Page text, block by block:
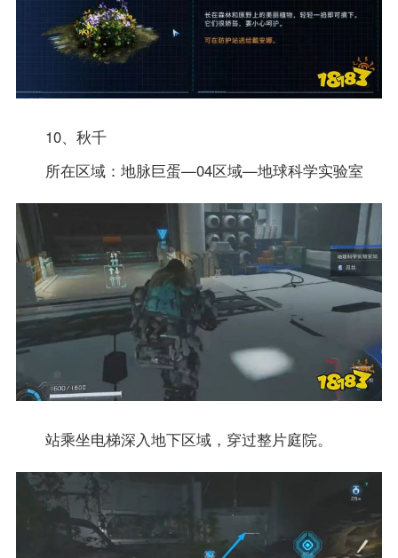
10、秋千
所在区域：地脉巨蛋—04区域—地球科学实验室
站乘坐电梯深入地下区域，穿过整片庭院。